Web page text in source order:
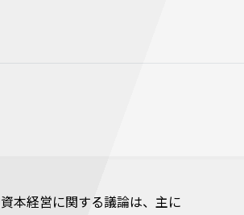
本経営に関する議論は、主に